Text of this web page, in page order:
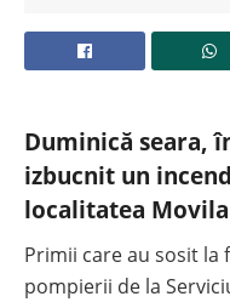
Duminică seara,
izbucnit un
localitatea
Primii care au sosit la
pompierii de la